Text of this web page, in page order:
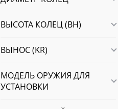
ВЫСОТА КОЛЕЦ (BH)
ВЫНОС (KR)
МОДЕЛЬ ОРУЖИЯ ДЛЯ
УСТАНОВКИ